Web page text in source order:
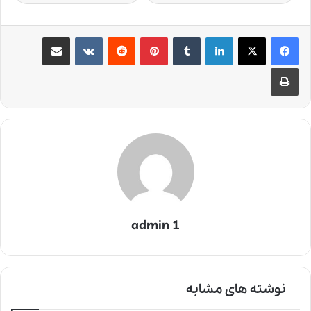
لینکدین ‫تامبلر ‫پین‌ترست‫رددیت ‫VKontakteاشتراک گذاری از طریق ایمیل
چاپ
admin 1
نوشته های مشابه